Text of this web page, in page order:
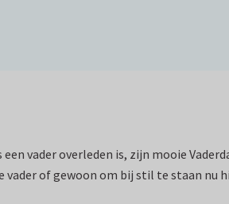
vader overleden is, zijn mooie
vader of gewoon om bij stil te staan nu